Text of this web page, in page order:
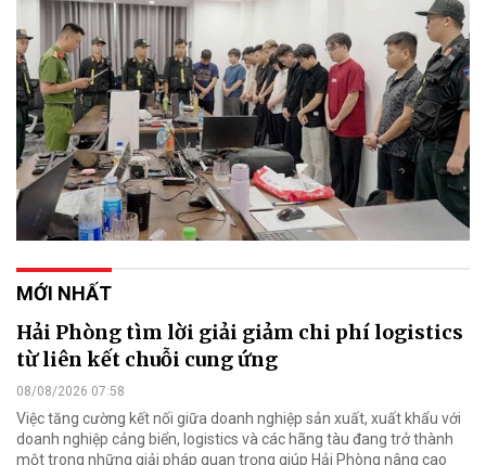
MỚI NHẤT
Hải Phòng tìm lời giải giảm chi phí logistics
từ liên kết chuỗi cung ứng
08/08/2026 07:58
Việc tăng cường kết nối giữa doanh nghiệp sản xuất, xuất khẩu với
doanh nghiệp cảng biển, logistics và các hãng tàu đang trở thành
một trong những giải pháp quan trọng giúp Hải Phòng nâng cao